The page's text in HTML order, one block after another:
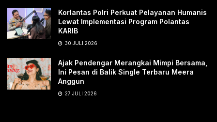
Korlantas Polri Perkuat Pelayanan Humanis
Lewat Implementasi Program Polantas
KARIB
30 JULI 2026
Ajak Pendengar Merangkai Mimpi Bersama,
Ini Pesan di Balik Single Terbaru Meera
Anggun
27 JULI 2026